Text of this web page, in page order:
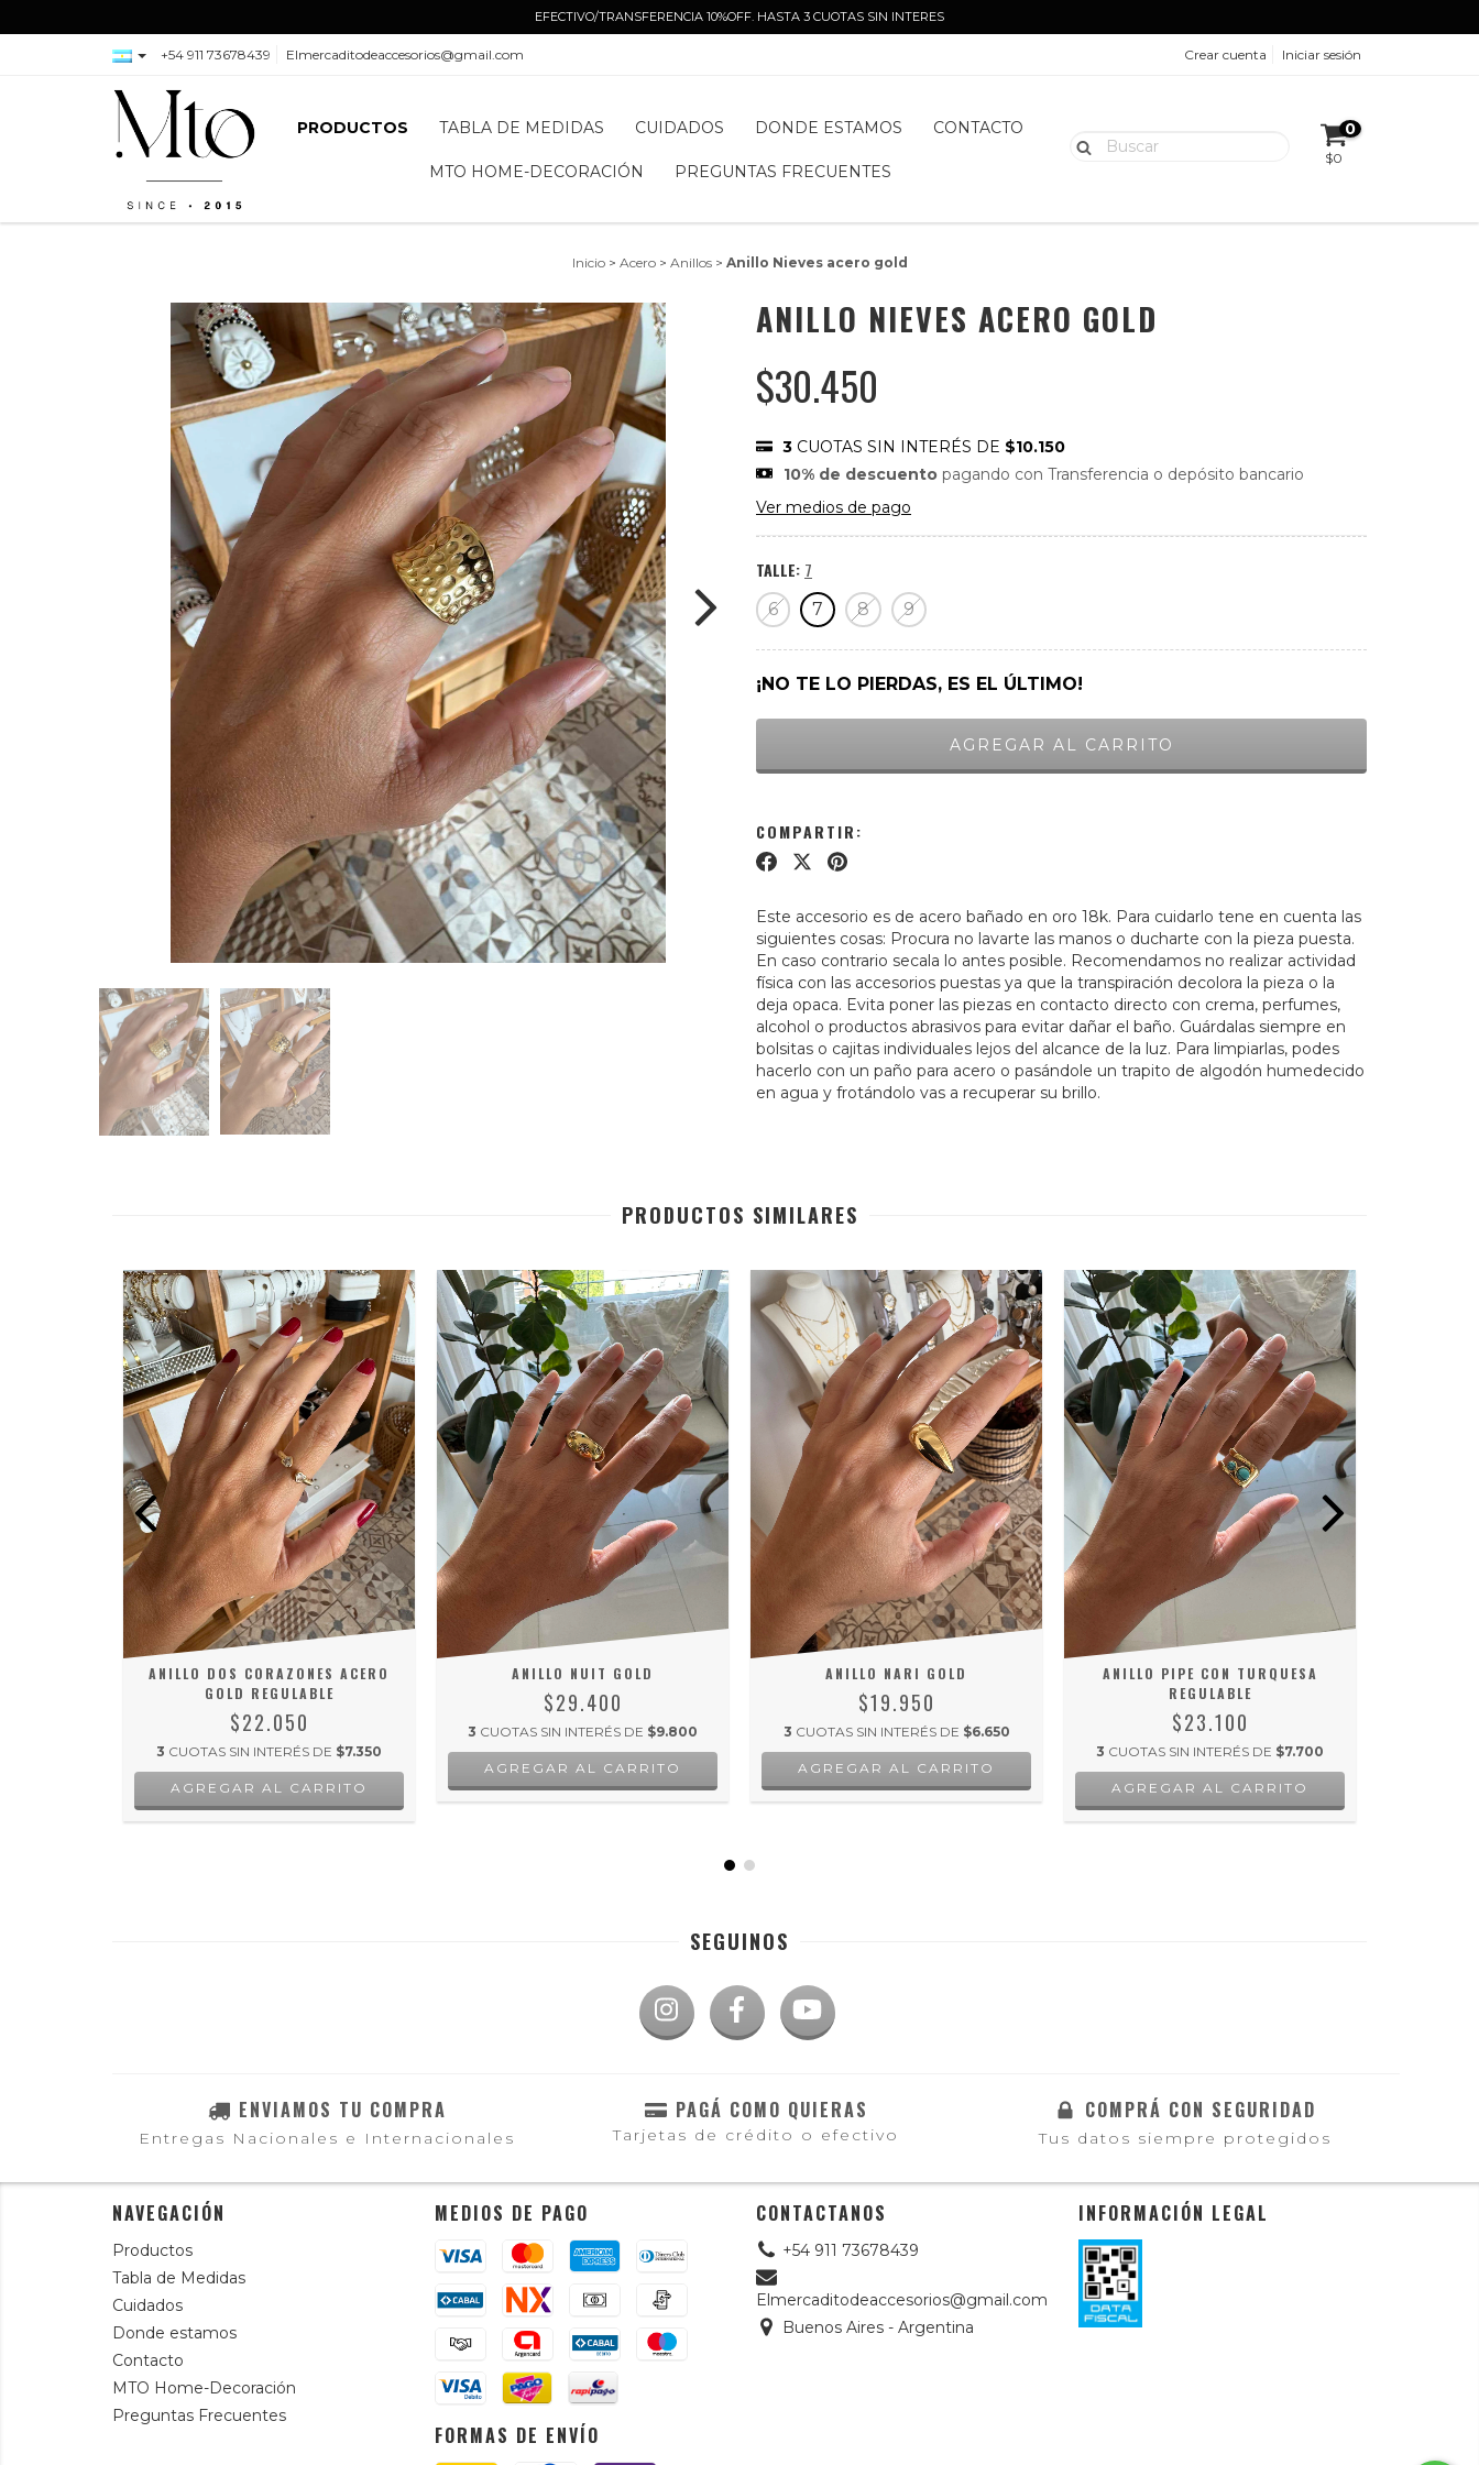
EFECTIVO/TRANSFERENCIA 10%OFF. HASTA 3 CUOTAS SIN INTERES
+54 911 73678439 Elmercaditodeaccesorios@gmail.com Crear cuenta Iniciar sesión
PRODUCTOS TABLA DE MEDIDAS CUIDADOS DONDE ESTAMOS CONTACTO
MTO HOME-DECORACIÓN PREGUNTAS FRECUENTES
0
$0
Inicio > Acero > Anillos > Anillo Nieves acero gold
ANILLO NIEVES ACERO GOLD
$30.450
3 CUOTAS SIN INTERÉS DE $10.150
10% de descuento pagando con Transferencia o depósito bancario
Ver medios de pago
TALLE: 7
6 7 8 9
¡NO TE LO PIERDAS, ES EL ÚLTIMO!
COMPARTIR:
Este accesorio es de acero bañado en oro 18k. Para cuidarlo tene en cuenta las
siguientes cosas: Procura no lavarte las manos o ducharte con la pieza puesta.
En caso contrario secala lo antes posible. Recomendamos no realizar actividad
física con las accesorios puestas ya que la transpiración decolora la pieza o la
deja opaca. Evita poner las piezas en contacto directo con crema, perfumes,
alcohol o productos abrasivos para evitar dañar el baño. Guárdalas siempre en
bolsitas o cajitas individuales lejos del alcance de la luz. Para limpiarlas, podes
hacerlo con un paño para acero o pasándole un trapito de algodón humedecido
en agua y frotándolo vas a recuperar su brillo.
PRODUCTOS SIMILARES
ANILLO DOS CORAZONES ACERO
GOLD REGULABLE
$22.050
3 CUOTAS SIN INTERÉS DE $7.350
ANILLO NUIT GOLD
$29.400
3 CUOTAS SIN INTERÉS DE $9.800
AGREGAR AL CARRITO
ANILLO NARI GOLD
$19.950
3 CUOTAS SIN INTERÉS DE $6.650
ANILLO PIPE CON TURQUESA
REGULABLE
$23.100
3 CUOTAS SIN INTERÉS DE $7.700
SEGUINOS
ENVIAMOS TU COMPRA
Entregas Nacionales e Internacionales
PAGÁ COMO QUIERAS
Tarjetas de crédito o efectivo
COMPRÁ CON SEGURIDAD
Tus datos siempre protegidos
NAVEGACIÓN
Productos
Tabla de Medidas
Cuidados
Donde estamos
Contacto
MTO Home-Decoración
Preguntas Frecuentes
MEDIOS DE PAGO
FORMAS DE ENVÍO
CONTACTANOS
+54 911 73678439
Elmercaditodeaccesorios@gmail.com
Buenos Aires - Argentina
INFORMACIÓN LEGAL